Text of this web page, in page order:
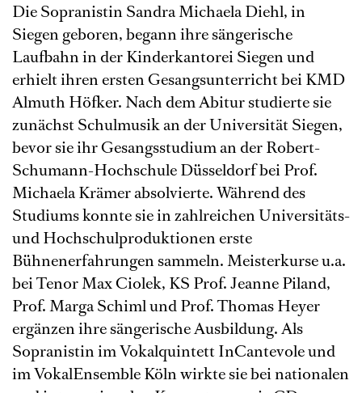
Die Sopranistin Sandra Michaela Diehl, in
Siegen geboren, begann ihre sängerische
Laufbahn in der Kinderkantorei Siegen und
erhielt ihren ersten Gesangsunterricht bei KMD
Almuth Höfker. Nach dem Abitur studierte sie
zunächst Schulmusik an der Universität Siegen,
bevor sie ihr Gesangsstudium an der Robert-
Schumann-Hochschule Düsseldorf bei Prof.
Michaela Krämer absolvierte. Während des
Studiums konnte sie in zahlreichen Universitäts-
und Hochschulproduktionen erste
Bühnenerfahrungen sammeln. Meisterkurse u.a.
bei Tenor Max Ciolek, KS Prof. Jeanne Piland,
Prof. Marga Schiml und Prof. Thomas Heyer
ergänzen ihre sängerische Ausbildung. Als
Sopranistin im Vokalquintett InCantevole und
im VokalEnsemble Köln wirkte sie bei nationalen